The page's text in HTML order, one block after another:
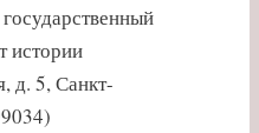
истории
д. 5, Санкт-